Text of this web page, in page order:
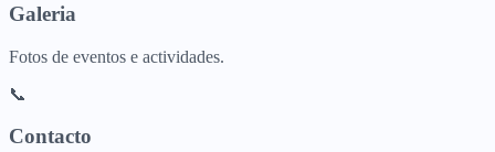
Galeria
Fotos de eventos e actividades.
📞
Contacto